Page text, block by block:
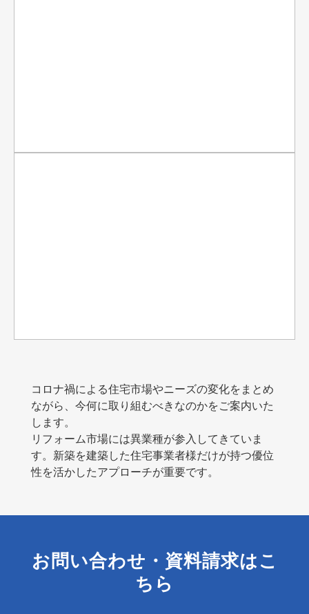
コロナ禍による住宅市場やニーズの変化をまとめ
ながら、今何に取り組むべきなのかをご案内いた
します。
リフォーム市場には異業種が参入してきていま
す。新築を建築した住宅事業者様だけが持つ優位
性を活かしたアプローチが重要です。
お問い合わせ・資料請求はこ
ちら